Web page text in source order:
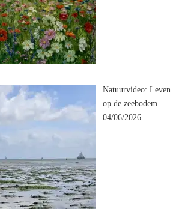
Natuurvideo: Leven
op de zeebodem
04/06/2026